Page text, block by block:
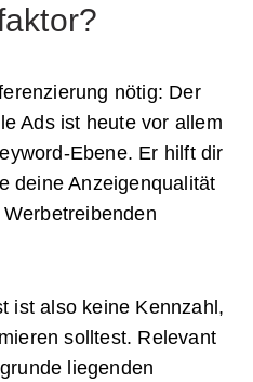
nötig: Der
Ads ist heute vor allem
Ebene. Er hilft dir
deine Anzeigenqualität
ist also keine Kennzahl,
solltest. Relevant
liegenden